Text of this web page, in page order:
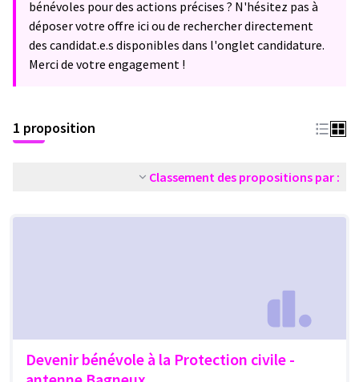
bénévoles pour des actions précises ? N'hésitez pas à
déposer votre offre ici ou de rechercher directement
des candidat.e.s disponibles dans l'onglet candidature.
Merci de votre engagement !
1 proposition
Classement des propositions par :
Devenir bénévole à la Protection civile -